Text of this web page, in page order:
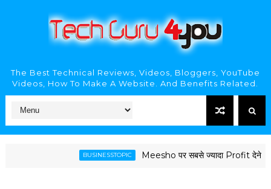
The Best Technical Reviews, Videos, Bloggers, YouTube
Videos, How To Make A Website. And Benefits Related.
BUSINESSTOPIC Meesho पर सबसे ज्यादा Profit देने वाले